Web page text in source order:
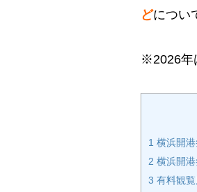
どについ
※2026年
1 横浜開
2 横浜開
3 有料観